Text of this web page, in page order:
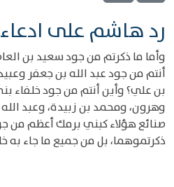
رد هاشم على ادعاء
وأما ما ذكرتم من جود سعيد بن
أنتم من جود عبد الله بن جعفر
بن علي؟ وأين أنتم من جود خلفاء
وهرون، ومحمد بن زبيدة، وعبد
صنائع هؤلاء كبني برمك أعظم من
ذكرتموهما، بل من جميع ما جاء به